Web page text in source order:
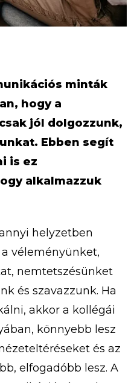
minták
hogy a
jól dolgozzunk,
Ebben segít
is ez
alkalmazzuk
helyzetben
véleményünket,
nemtetszésünket
és szavazzunk. Ha
akkor a kollégái
könnyebb lesz
és az
elfogadóbb lesz. A